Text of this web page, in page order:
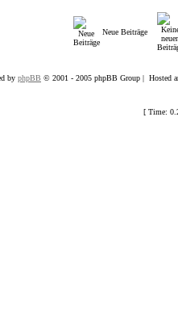
Neue Beiträge
by phpBB © 2001 - 2005 phpBB Group | Hosted
[ Time: